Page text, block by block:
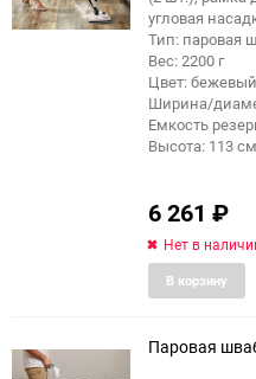
угловая
Тип: паровая
Вес: 2200 г
Цвет: бежевый
Ширина/
Емкость
Высота: 113 см
6 261 ₽
Нет в
В корзину
Паровая